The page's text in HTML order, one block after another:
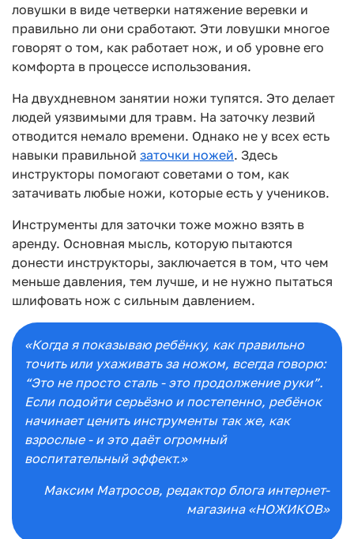
ловушки в виде четверки натяжение веревки и
правильно ли они сработают. Эти ловушки многое
говорят о том, как работает нож, и об уровне его
комфорта в процессе использования.
На двухдневном занятии ножи тупятся. Это делает
людей уязвимыми для травм. На заточку лезвий
отводится немало времени. Однако не у всех есть
навыки правильной заточки ножей. Здесь
инструкторы помогают советами о том, как
затачивать любые ножи, которые есть у учеников.
Инструменты для заточки тоже можно взять в
аренду. Основная мысль, которую пытаются
донести инструкторы, заключается в том, что чем
меньше давления, тем лучше, и не нужно пытаться
шлифовать нож с сильным давлением.
«Когда я показываю ребёнку, как правильно
точить или ухаживать за ножом, всегда говорю:
“Это не просто сталь - это продолжение руки”.
Если подойти серьёзно и постепенно, ребёнок
начинает ценить инструменты так же, как
взрослые - и это даёт огромный
воспитательный эффект.»
Максим Матросов, редактор блога интернет-
магазина «НОЖИКОВ»